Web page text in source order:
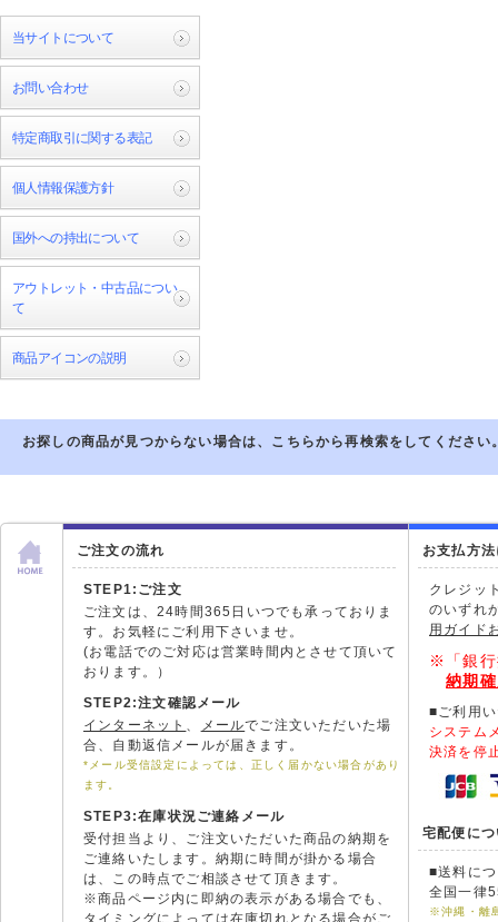
当サイトについて
お問い合わせ
特定商取引に関する表記
個人情報保護方針
国外への持出について
アウトレット・中古品につい
て
商品アイコンの説明
お探しの商品が見つからない場合は、こちらから再検索をしてください
ご注文の流れ
STEP1:ご注文
ご注文は、24時間365日いつでも承っておりま
す。お気軽にご利用下さいませ。
(お電話でのご対応は営業時間内とさせて頂いて
おります。）
STEP2:注文確認メール
インターネット 、 メールでご注文いただいた場
合、自動返信メールが届きます。
*メール受信設定によっては、正しく届かない場合があり
ます。
STEP3:在庫状況ご連絡メール
受付担当より、ご注文いただいた商品の納期を
ご連絡いたします。納期に時間が掛かる場合
は、この時点でご相談させて頂きます。
※商品ページ内に即納の表示がある場合でも、
タイミングによっては在庫切れとなる場合がご
お支払方
クレジッ
のいずれ
用ガイド
※「銀行
納期
■ご利用
システム
決済を停
宅配便に
■送料に
全国一律
※沖縄・離